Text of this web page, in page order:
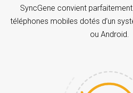
SyncGene convient
téléphones mobiles dotés d’un
ou Android.